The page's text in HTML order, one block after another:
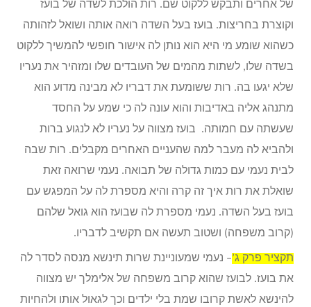
של אחרים ותבקש ללקוט שם. רות הולכת לשדה של בועז
וקוצרת בחריצות. בועז בעל השדה רואה אותה ושואל לזהותה
כשהוא שומע מי היא הוא נותן לה אישור חופשי להמשיך ללקוט
בשדה שלו, לשתות מהמים של העובדים שלו ומזהיר את נעריו
שלא יגעו בה. רות ששומעת את דבריו לא מבינה מדוע הוא
מתנהג אליה באדיבות והוא עונה לה כי שמע על החסד
שעשתה עם חמותה. בועז מצווה על נעריו לא לנגוע ברות
ולהביא לה מעבר למה שהעניים האחרים מקבלים. רות שבה
לבית נעמי עם כמות גדולה של תבואה. נעמי שרואה זאת
שואלת את רות איך זה קרה והיא מספרת לה על המפגש עם
בועז בעל השדה. נעמי מספרת לה שבועז הוא גואל שלהם
(קרוב משפחה) ושטוב תעשה אם תקשיב לדבריו.
תקציר פרק ג’– נעמי שמעוניינת שרות תינשא מנסה לסדר לה
את בועז. לבועז שהוא קרוב משפחה של אלימלך יש מצווה
להינשא לאשת קרובו שמת בלי ילדים וכך לגאול אותו ולהחיות